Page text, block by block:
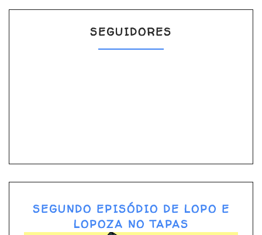
SEGUIDORES
SEGUNDO EPISÓDIO DE LOPO E
LOPOZA NO TAPAS